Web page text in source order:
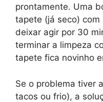
prontamente. Uma
tapete (já seco)
deixar agir por 30
terminar a limpeza
tapete fica novinho
Se o problema tiver
tacos ou frio), a